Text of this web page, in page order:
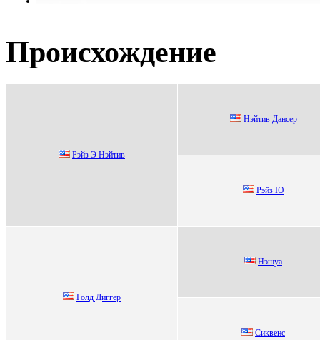
Происхождение
Pэйз Э Нэйтив
Нэйтив Дaнсеp
Рэйз Ю
Голд Диггер
Hэшуa
Cиквенc